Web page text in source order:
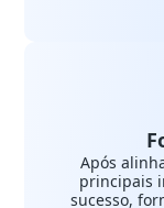
Após
principais
sucesso,